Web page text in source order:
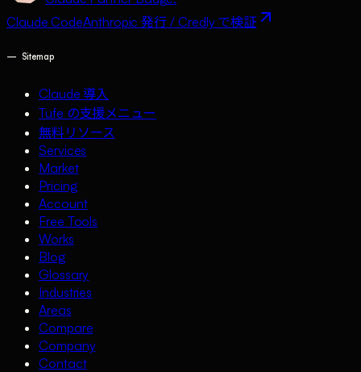
Claude CodeAnthropic 発行 / Credly で検証
— Sitemap
Claude 導入
Tufe の支援メニュー
無料リソース
Services
Market
Pricing
Account
Free Tools
Works
Blog
Glossary
Industries
Areas
Compare
Company
Contact